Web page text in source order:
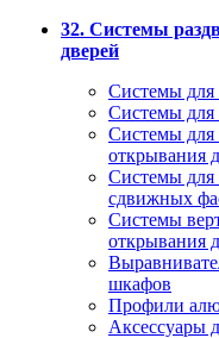
32. Системы
дверей
Системы для
Системы для
Системы для
открывания
Системы для
сдвижных
Системы
открывания
шкафов
Профили
Аксессуары